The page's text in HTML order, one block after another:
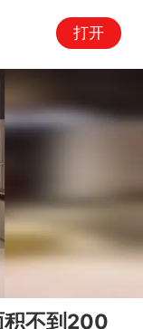
打开
积不到200